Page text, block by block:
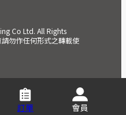
Co Ltd. All Rights
勿作任何形式之轉載使
訂單 會員